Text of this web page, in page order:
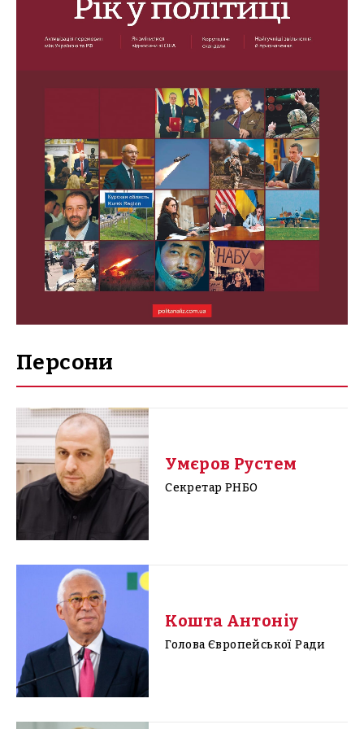
Персони
Умєров Рустем
Секретар РНБО
Кошта Антоніу
Голова Європейської Ради